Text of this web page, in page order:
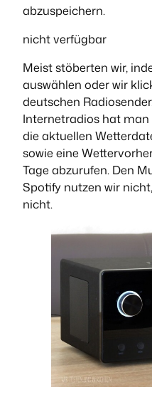
abzuspeichern.
nicht verfügbar
Meist stöberten wir,
auswählen oder wir
deutschen
Internetradios hat
die aktuellen
sowie eine
Tage abzurufen. Den
Spotify nutzen wir
nicht.